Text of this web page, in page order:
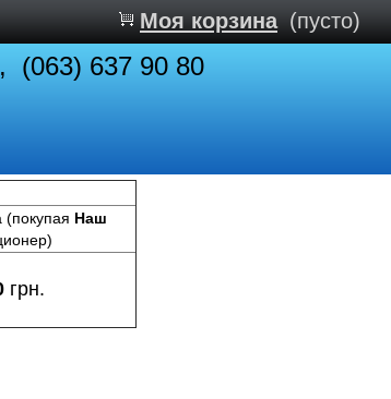
Моя корзина (пусто)
(063) 637 90 80
Наш
грн.